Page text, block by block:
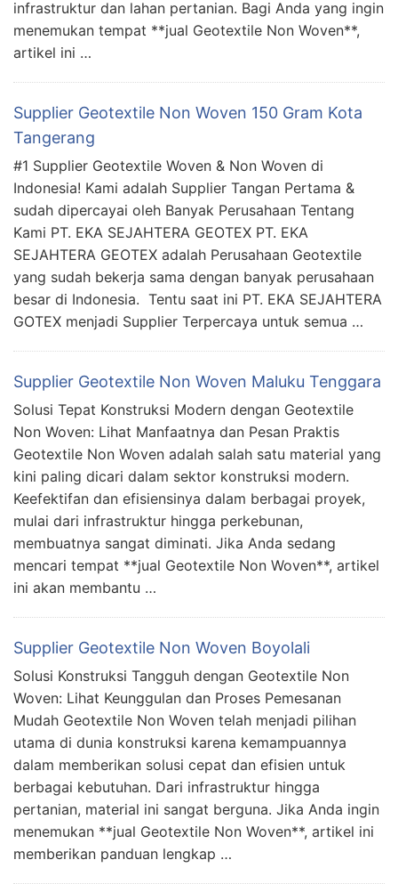
infrastruktur dan lahan pertanian. Bagi Anda yang ingin
menemukan tempat **jual Geotextile Non Woven**,
artikel ini …
Supplier Geotextile Non Woven 150 Gram Kota
Tangerang
#1 Supplier Geotextile Woven & Non Woven di
Indonesia! Kami adalah Supplier Tangan Pertama &
sudah dipercayai oleh Banyak Perusahaan Tentang
Kami PT. EKA SEJAHTERA GEOTEX PT. EKA
SEJAHTERA GEOTEX adalah Perusahaan Geotextile
yang sudah bekerja sama dengan banyak perusahaan
besar di Indonesia. Tentu saat ini PT. EKA SEJAHTERA
GOTEX menjadi Supplier Terpercaya untuk semua …
Supplier Geotextile Non Woven Maluku Tenggara
Solusi Tepat Konstruksi Modern dengan Geotextile
Non Woven: Lihat Manfaatnya dan Pesan Praktis
Geotextile Non Woven adalah salah satu material yang
kini paling dicari dalam sektor konstruksi modern.
Keefektifan dan efisiensinya dalam berbagai proyek,
mulai dari infrastruktur hingga perkebunan,
membuatnya sangat diminati. Jika Anda sedang
mencari tempat **jual Geotextile Non Woven**, artikel
ini akan membantu …
Supplier Geotextile Non Woven Boyolali
Solusi Konstruksi Tangguh dengan Geotextile Non
Woven: Lihat Keunggulan dan Proses Pemesanan
Mudah Geotextile Non Woven telah menjadi pilihan
utama di dunia konstruksi karena kemampuannya
dalam memberikan solusi cepat dan efisien untuk
berbagai kebutuhan. Dari infrastruktur hingga
pertanian, material ini sangat berguna. Jika Anda ingin
menemukan **jual Geotextile Non Woven**, artikel ini
memberikan panduan lengkap …